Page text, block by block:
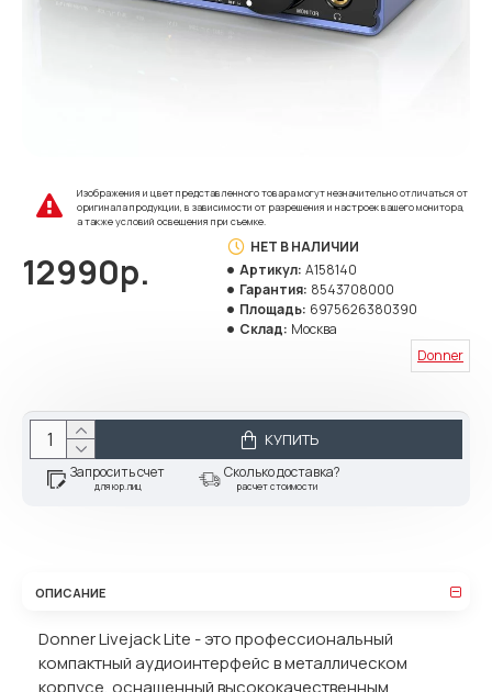
Изображения и цвет представленного товара могут незначительно отличаться от
оригинала продукции, в зависимости от разрешения и настроек вашего монитора,
а также условий освещения при съемке.
12990р.
НЕТ В НАЛИЧИИ
Артикул: A158140
Гарантия: 8543708000
Площадь: 6975626380390
Склад: Москва
Donner
КУПИТЬ
Запросить счет
для юр.лиц
Сколько доставка?
расчет стоимости
ОПИСАНИЕ
Donner Livejack Lite - это профессиональный
компактный аудиоинтерфейс в металлическом
корпусе, оснащенный высококачественным